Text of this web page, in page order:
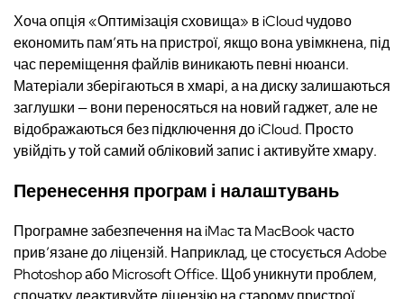
Хоча опція «Оптимізація сховища» в iCloud чудово
економить пам’ять на пристрої, якщо вона увімкнена, під
час переміщення файлів виникають певні нюанси.
Матеріали зберігаються в хмарі, а на диску залишаються
заглушки — вони переносяться на новий гаджет, але не
відображаються без підключення до iCloud. Просто
увійдіть у той самий обліковий запис і активуйте хмару.
Перенесення програм і налаштувань
Програмне забезпечення на iMac та MacBook часто
прив’язане до ліцензій. Наприклад, це стосується Adobe
Photoshop або Microsoft Office. Щоб уникнути проблем,